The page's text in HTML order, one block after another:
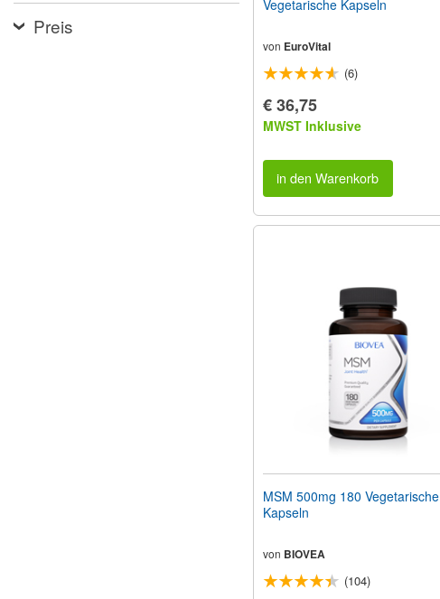
Preis
Vegetarische Kapseln
von EuroVital
(6)
€ 36,75
MWST Inklusive
in den Warenkorb
MSM 500mg 180 Vegetarische
Kapseln
von BIOVEA
(104)